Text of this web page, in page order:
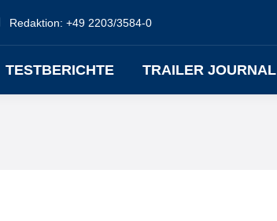
Redaktion: +49 2203/3584-0
TESTBERICHTE TRAILER JOURNAL